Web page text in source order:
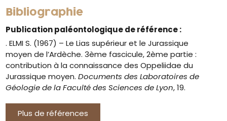
Bibliographie
Publication paléontologique de référence :
. ELMI S. (1967) – Le Lias supérieur et le Jurassique
moyen de l’Ardèche. 3ème fascicule, 2ème partie :
contribution à la connaissance des Oppeliidae du
Jurassique moyen.Documents des Laboratoires de
Géologie de la Faculté des Sciences de Lyon, 19.
Plus de références